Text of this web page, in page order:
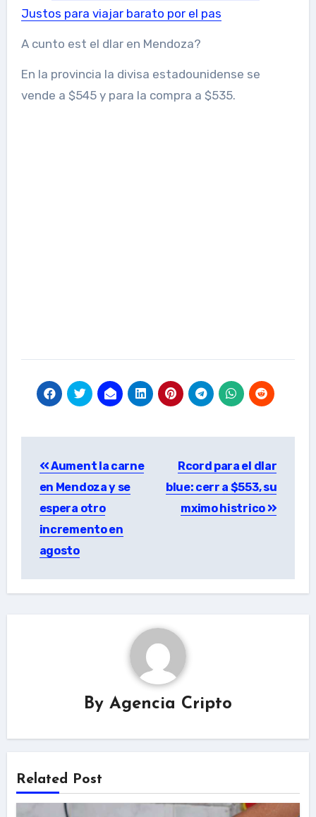
Justos para viajar barato por el pas
A cunto est el dlar en Mendoza?
En la provincia la divisa estadounidense se
vende a $545 y para la compra a $535.
navigation
Aument la carne
en Mendoza y se
espera otro
incremento en
agosto
Rcord para el dlar
blue: cerr a $553, su
mximo histrico
By Agencia Cripto
Related Post